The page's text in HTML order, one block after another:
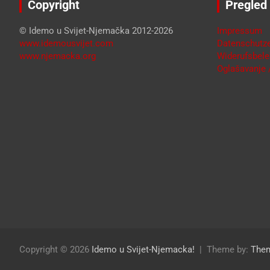
Copyright
© Idemo u Svijet-Njemačka 2012-2026
www.idemousvijet.com
www.njemacka.org
Pregled
Impressum
Copyright © 2026 Idemo u Svijet-Njemacka! Theme by: